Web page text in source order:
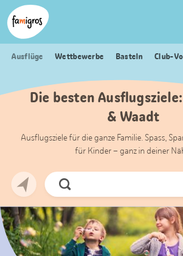
Sprungmarken
Navigation
Header
Logo
Ausflüge Wettbewerbe Basteln Club-
Die besten
& Waadt
Ausflugsziele für die ganze Familie. Spass,
für Kinder – ganz in deiner
Jetzt
Suchen